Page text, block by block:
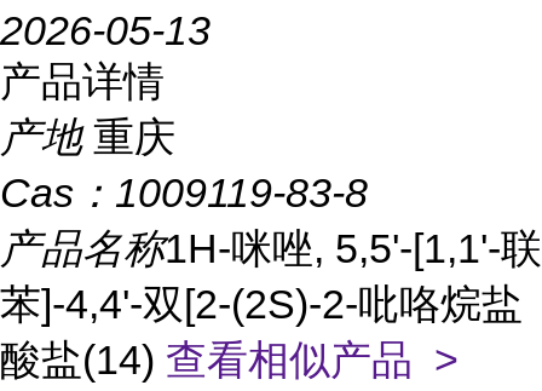
2026-05-13
产品详情
产地 重庆
Cas： 1009119-83-8
产品名称1H-咪唑, 5,5'-[1,1'-联
苯]-4,4'-双[2-(2S)-2-吡咯烷盐
酸盐(14) 查看相似产品 >